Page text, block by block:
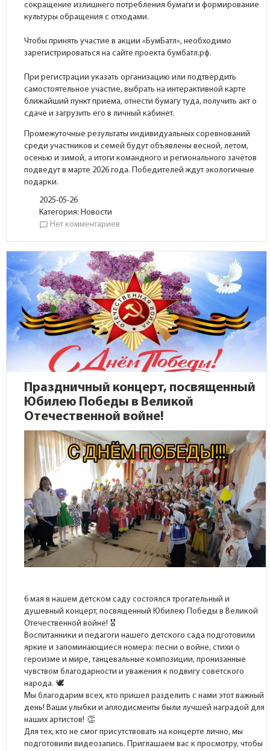
сокращение излишнего потребления бумаги и формирование
культуры обращения с отходами.
Чтобы принять участие в акции «БумБатл», необходимо
зарегистрироваться на сайте проекта бумбатл.рф.
При регистрации указать организацию или подтвердить
самостоятельное участие, выбрать на интерактивной карте
ближайший пункт приема, отнести бумагу туда, получить акт о
сдаче и загрузить его в личный кабинет.
Промежуточные результаты индивидуальных соревнований
среди участников и семей будут объявлены весной, летом,
осенью и зимой, а итоги командного и регионального зачётов
подведут в марте 2026 года. Победителей ждут экологичные
подарки.
2025-05-26
Категория:Новости
chat_bubble_outline Нет комментариев
Праздничный концерт, посвященный
Юбилею Победы в Великой
Отечественной войне!
6 мая в нашем детском саду состоялся трогательный и
душевный концерт, посвященный Юбилею Победы в Великой
Отечественной войне!
Воспитанники и педагоги нашего детского сада подготовили
яркие и запоминающиеся номера: песни о войне, стихи о
героизме и мире, танцевальные композиции, пронизанные
чувством благодарности и уважения к подвигу советского
народа.
Мы благодарим всех, кто пришел разделить с нами этот важный
день! Ваши улыбки и аплодисменты были лучшей наградой для
наших артистов!
Для тех, кто не смог присутствовать на концерте лично, мы
подготовили видеозапись. Приглашаем вас к просмотру, чтобы